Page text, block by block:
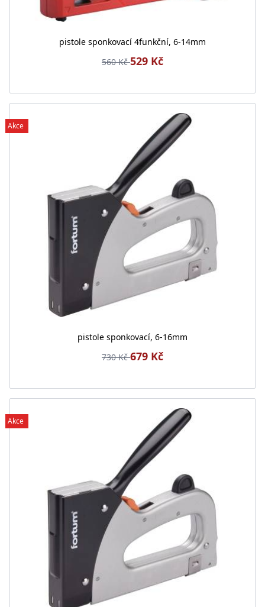
pistole sponkovací 4funkční, 6-14mm
560 Kč529 Kč
Akce
pistole sponkovací, 6-16mm
730 Kč679 Kč
Akce